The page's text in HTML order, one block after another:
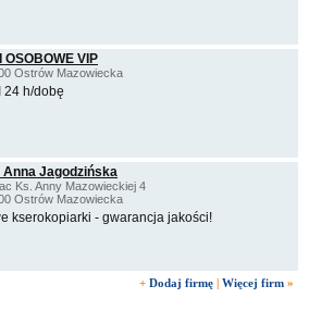
OSOBOWE VIP
Ostrów Mazowiecka
24 h/dobę
Anna Jagodzińska
Ks. Anny Mazowieckiej 4
Ostrów Mazowiecka
kserokopiarki - gwarancja jakości!
+ Dodaj firmę | Więcej firm »